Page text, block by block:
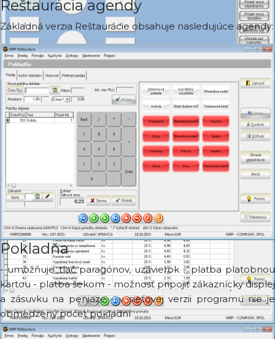
Reštaurácia agendy
Základná verzia Reštaurácie obsahuje nasledujúce agendy:
Pokladňa
- umožňuje tlač paragónov, uzávierok - platba platobnou
kartou - platba šekom - možnosť pripojiť zákaznícky displej
a zásuvku na peniaze - v sieťovej verzii programu nie je
obmedzený počet pokladní